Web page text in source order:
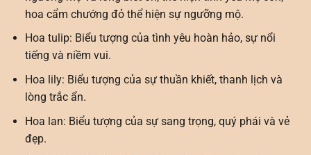
hoa cẩm chướng đỏ thể hiện sự ngưỡng mộ.
Hoa tulip: Biểu tượng của tình yêu hoàn hảo, sự nổi
tiếng và niềm vui.
Hoa lily: Biểu tượng của sự thuần khiết, thanh lịch và
lòng trắc ẩn.
Hoa lan: Biểu tượng của sự sang trọng, quý phái và vẻ
đẹp.